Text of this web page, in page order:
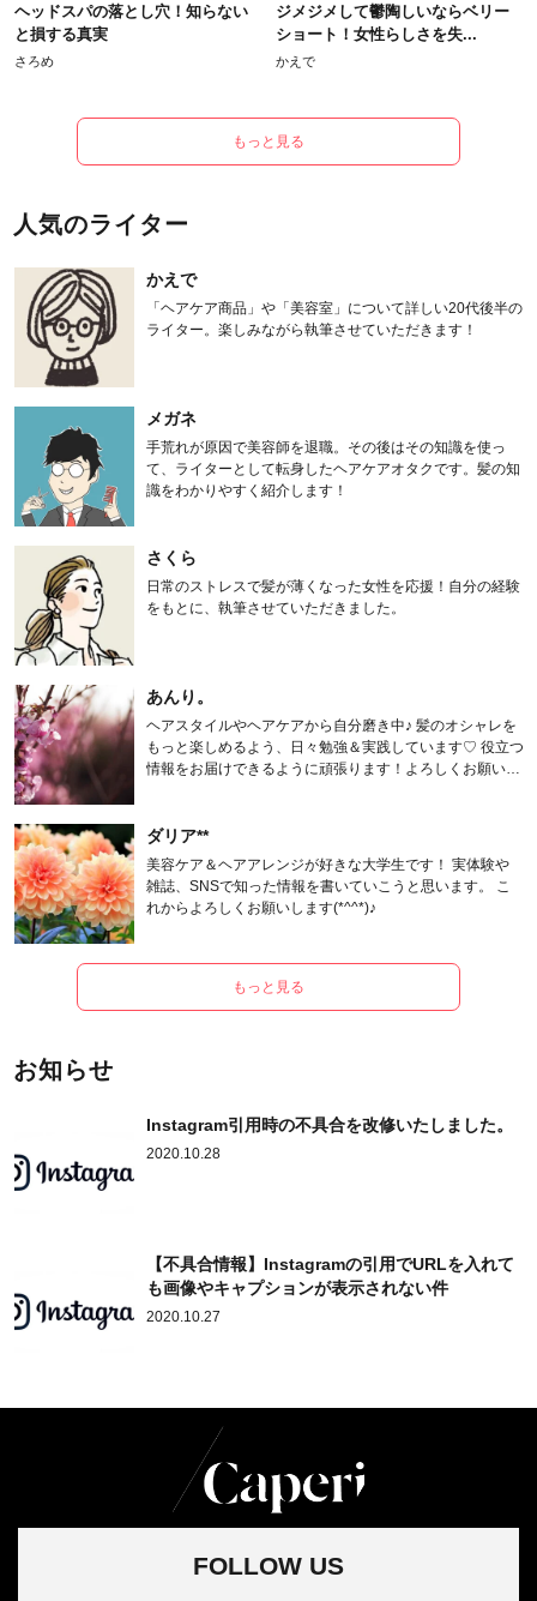
ヘッドスパの落とし穴！知らない
と損する真実
さろめ
ジメジメして鬱陶しいならベリー
ショート！女性らしさを失...
かえで
もっと見る
人気のライター
かえで
「ヘアケア商品」や「美容室」について詳しい20代後半の
ライター。楽しみながら執筆させていただきます！
メガネ
手荒れが原因で美容師を退職。その後はその知識を使っ
て、ライターとして転身したヘアケアオタクです。髪の知
識をわかりやすく紹介します！
さくら
日常のストレスで髪が薄くなった女性を応援！自分の経験
をもとに、執筆させていただきました。
あんり。
ヘアスタイルやヘアケアから自分磨き中♪ 髪のオシャレを
もっと楽しめるよう、日々勉強＆実践しています♡ 役立つ
情報をお届けできるように頑張ります！よろしくお願いし
ダリア**
美容ケア＆ヘアアレンジが好きな大学生です！ 実体験や
雑誌、SNSで知った情報を書いていこうと思います。 こ
れからよろしくお願いします(*^^*)♪
もっと見る
お知らせ
Instagram引用時の不具合を改修いたしました。
2020.10.28
【不具合情報】Instagramの引用でURLを入れて
も画像やキャプションが表示されない件
2020.10.27
FOLLOW US